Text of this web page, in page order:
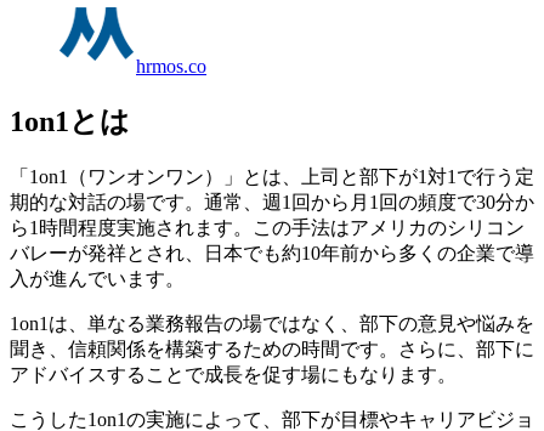
hrmos.co
1on1とは
「1on1（ワンオンワン）」とは、上司と部下が1対1で行う定
期的な対話の場です。通常、週1回から月1回の頻度で30分か
ら1時間程度実施されます。この手法はアメリカのシリコン
バレーが発祥とされ、日本でも約10年前から多くの企業で導
入が進んでいます。
1on1は、単なる業務報告の場ではなく、部下の意見や悩みを
聞き、信頼関係を構築するための時間です。さらに、部下に
アドバイスすることで成長を促す場にもなります。
こうした1on1の実施によって、部下が目標やキャリアビジョ